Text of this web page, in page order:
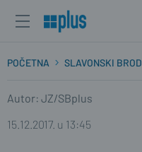
POČETNA SLAVONSKI BROD
Autor: JZ/SBplus
15.12.2017. u 13:45